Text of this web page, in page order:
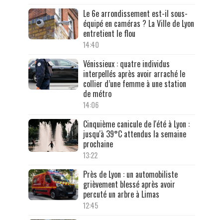
Le 6e arrondissement est-il sous-
équipé en caméras ? La Ville de Lyon
entretient le flou
14:40
Vénissieux : quatre individus
interpellés après avoir arraché le
collier d’une femme à une station
de métro
14:06
Cinquième canicule de l'été à Lyon :
jusqu'à 39°C attendus la semaine
prochaine
13:22
Près de Lyon : un automobiliste
grièvement blessé après avoir
percuté un arbre à Limas
12:45